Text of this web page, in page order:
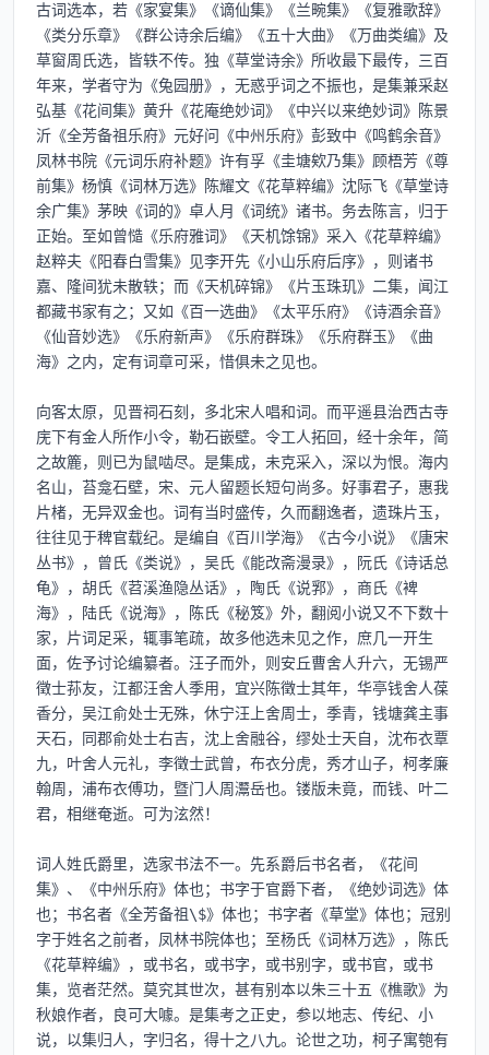
古词选本，若《家宴集》《谪仙集》《兰畹集》《复雅歌辞》
《类分乐章》《群公诗余后编》《五十大曲》《万曲类编》及
草窗周氏选，皆轶不传。独《草堂诗余》所收最下最传，三百
年来，学者守为《兔园册》，无惑乎词之不振也，是集兼采赵
弘基《花间集》黄升《花庵绝妙词》《中兴以来绝妙词》陈景
沂《全芳备祖乐府》元好问《中州乐府》彭致中《鸣鹤余音》
凤林书院《元词乐府补题》许有孚《圭塘欸乃集》顾梧芳《尊
前集》杨慎《词林万选》陈耀文《花草粹编》沈际飞《草堂诗
余广集》茅映《词的》卓人月《词统》诸书。务去陈言，归于
正始。至如曾慥《乐府雅词》《天机馀锦》采入《花草粹编》
赵粹夫《阳春白雪集》见李开先《小山乐府后序》，则诸书
嘉、隆间犹未散轶；而《天机碎锦》《片玉珠玑》二集，闻江
都藏书家有之；又如《百一选曲》《太平乐府》《诗酒余音》
《仙音妙选》《乐府新声》《乐府群珠》《乐府群玉》《曲
海》之内，定有词章可采，惜俱未之见也。
向客太原，见晋祠石刻，多北宋人唱和词。而平遥县治西古寺
庑下有金人所作小令，勒石嵌壁。令工人拓回，经十余年，简
之故簏，则已为鼠啮尽。是集成，未克采入，深以为恨。海内
名山，苔龛石壁，宋、元人留题长短句尚多。好事君子，惠我
片楮，无异双金也。词有当时盛传，久而翻逸者，遗珠片玉，
往往见于稗官载纪。是编自《百川学海》《古今小说》《唐宋
丛书》，曾氏《类说》，吴氏《能改斋漫录》，阮氏《诗话总
龟》，胡氏《苕溪渔隐丛话》，陶氏《说郛》，商氏《裨
海》，陆氏《说海》，陈氏《秘笈》外，翻阅小说又不下数十
家，片词足采，辄事笔疏，故多他选未见之作，庶几一开生
面，佐予讨论编纂者。汪子而外，则安丘曹舍人升六，无锡严
徵士荪友，江都汪舍人季用，宜兴陈徵士其年，华亭钱舍人葆
香分，吴江俞处士无殊，休宁汪上舍周士，季青，钱塘龚主事
天石，同郡俞处士右吉，沈上舍融谷，缪处士天自，沈布衣覃
九，叶舍人元礼，李徵士武曾，布衣分虎，秀才山子，柯孝廉
翰周，浦布衣傅功，暨门人周灊岳也。镂版未竟，而钱、叶二
君，相继奄逝。可为泫然！
词人姓氏爵里，选家书法不一。先系爵后书名者，《花间
集》、《中州乐府》体也；书字于官爵下者，《绝妙词选》体
也；书名者《全芳备祖\$》体也；书字者《草堂》体也；冠别
字于姓名之前者，凤林书院体也；至杨氏《词林万选》，陈氏
《花草粹编》，或书名，或书字，或书别字，或书官，或书
集，览者茫然。莫究其世次，甚有别本以朱三十五《樵歌》为
秋娘作者，良可大噱。是集考之正史，参以地志、传纪、小
说，以集归人，字归名，得十之八九。论世之功，柯子寓匏有